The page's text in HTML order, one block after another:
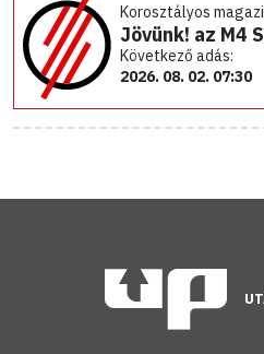
Korosztályos
Jövünk! az M4
Következő adás:
2026. 08. 02. 07:30